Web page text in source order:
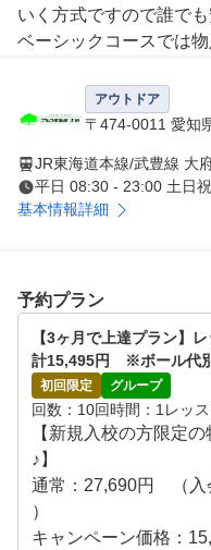
いく方式ですので誰で
ベーシックコースでは
みのため、よりひとり
アウトドア
〒474-0011 愛知
JR東海道本線/武豊線 大
平日 08:30 - 23:00 土日
基本情報詳細
予約プラン
【3ヶ月で上達プラン】
計15,495円　※ボール代
初回限定 グループ
回数 10回時間 1レッ
【新規入校の方限定
♪】
通常：27,690円　（
）
キャンペーン価格：